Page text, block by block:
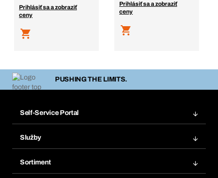
Prihlásiť sa a zobraziť
ceny
Prihlásiť sa a zobraziť
ceny
PUSHING THE LIMITS.
Self-Service Portal
Obľúbené
Opakované objednávky
Služby
Sortiment